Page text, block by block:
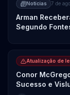
Notícias 7 de ago.
Arman
Segundo
Atualização de
Conor
Sucesso e